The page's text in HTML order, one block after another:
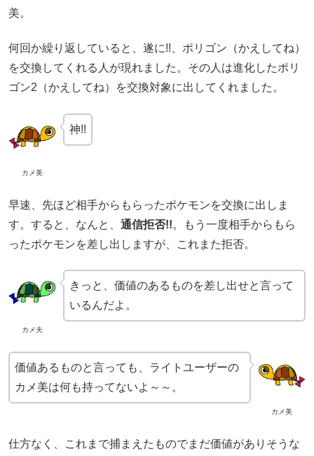
美。
何回か繰り返していると、遂に!!、ポリゴン（かえしてね）
を交換してくれる人が現れました。その人は進化したポリ
ゴン2（かえしてね）を交換対象に出してくれました。
カメ美
神!!
早速、先ほど相手からもらったポケモンを交換に出しま
す。すると、なんと、 通信拒否!!。もう一度相手からもら
ったポケモンを差し出しますが、これまた拒否。
カメ夫
きっと、価値のあるものを差し出せと言って
いるんだよ。
カメ美
価値あるものと言っても、ライトユーザーの
カメ美は何も持ってないよ～～。
仕方なく、これまで捕まえたものでまだ価値がありそうな